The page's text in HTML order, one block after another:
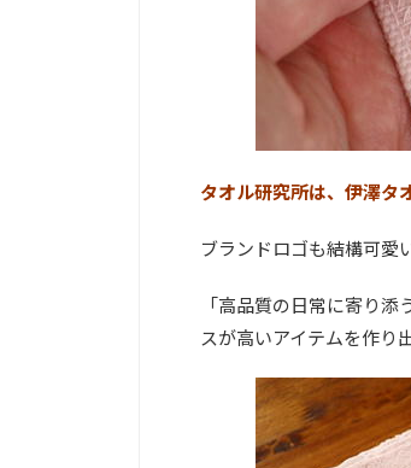
タオル研究所は、伊澤タ
ブランドロゴも結構可愛
「高品質の日常に寄り
スが高いアイテムを作り